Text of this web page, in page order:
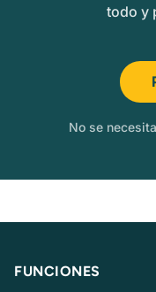
todo y
No se
FUNCIONES